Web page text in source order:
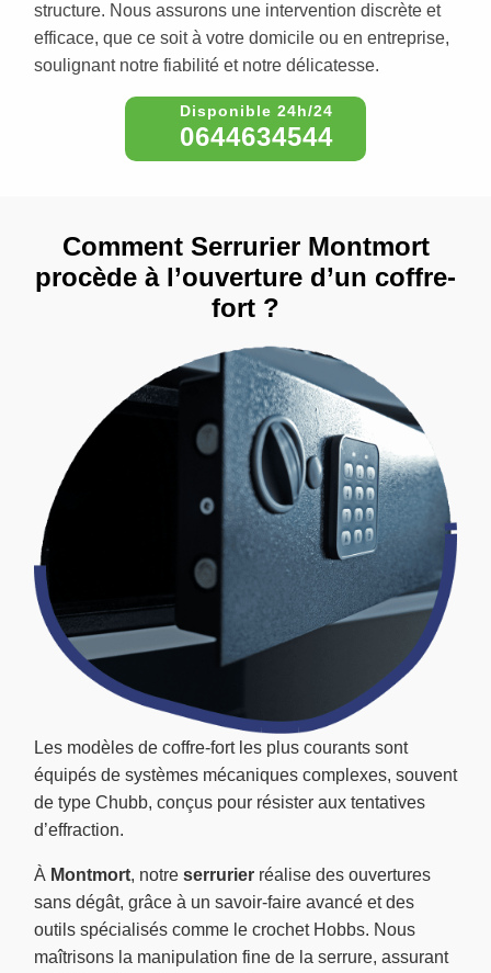
structure. Nous assurons une intervention discrète et
efficace, que ce soit à votre domicile ou en entreprise,
soulignant notre fiabilité et notre délicatesse.
0644634544
Les modèles de coffre-fort les plus courants sont
équipés de systèmes mécaniques complexes, souvent
de type Chubb, conçus pour résister aux tentatives
d’effraction.
À Montmort, notre serrurier réalise des ouvertures
sans dégât, grâce à un savoir-faire avancé et des
outils spécialisés comme le crochet Hobbs. Nous
maîtrisons la manipulation fine de la serrure, assurant
Comment Serrurier Montmort
procède à l’ouverture d’un coffre-
fort ?